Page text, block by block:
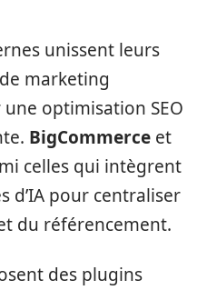
unissent leurs
marketing
optimisation SEO
BigCommerce et
celles qui intègrent
d’IA pour centraliser
du référencement.
des plugins